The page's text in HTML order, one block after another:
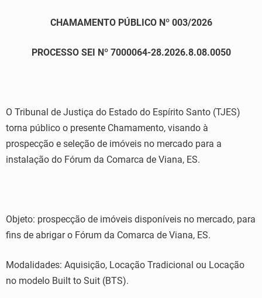
CHAMAMENTO PÚBLICO Nº 003/2026
PROCESSO SEI Nº 7000064-28.2026.8.08.0050
O Tribunal de Justiça do Estado do Espírito Santo (TJES)
torna público o presente Chamamento, visando à
prospecção e seleção de imóveis no mercado para a
instalação do Fórum da Comarca de Viana, ES.
Objeto: prospecção de imóveis disponíveis no mercado, para
fins de abrigar o Fórum da Comarca de Viana, ES.
Modalidades: Aquisição, Locação Tradicional ou Locação
no modelo Built to Suit (BTS).